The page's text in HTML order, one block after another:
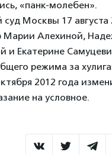
«панк-молебен».
Москвы 17 августа
Марии Алехиной,
и Екатерине
режима за
2012 года
на условное.